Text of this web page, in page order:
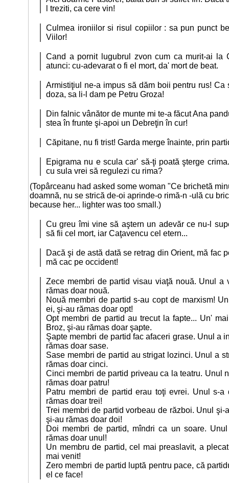
l treziti, ca cere vin!
Culmea ironiilor si risul copiilor : sa pun punct
Viilor!
Cand a pornit lugubrul zvon cum ca murit-ai la
atunci: cu-adevarat o fi el mort, da' mort de beat.
Armistiţiul ne-a impus să dăm boii pentru rus! Ca
doza, sa li-l dam pe Petru Groza!
Din falnic vânător de munte mi te-a făcut Ana
stea în frunte şi-apoi un Debreţin în cur!
Căpitane, nu fi trist! Garda merge înainte, prin
Epigrama nu e scula car' să-ţi poată şterge
cu sula vrei să regulezi cu rima?
(Topârceanu had asked some woman "Ce brichetă
doamnă, nu se strică de-oi aprinde-o rimă-n -ulă cu
because her... lighter was too small.)
Cu greu îmi vine să aştern un adevăr ce nu-l
să fii cel mort, iar Caţavencu cel etern...
Dacă şi de astă dată se retrag din Orient, mă fac
mă cac pe occident!
Zece membri de partid visau viaţă nouă. Unul a
rămas doar nouă.
Nouă membri de partid s-au copt de marxism!
ei, şi-au rămas doar opt!
Opt membri de partid au trecut la fapte... Un'
Broz, şi-au rămas doar şapte.
Şapte membri de partid fac afaceri grase. Unul a
rămas doar sase.
Sase membri de partid au strigat lozinci. Unul a
rămas doar cinci.
Cinci membri de partid priveau ca la teatru. Unul
rămas doar patru!
Patru membri de partid erau toţi evrei. Unul s-a
rămas doar trei!
Trei membri de partid vorbeau de război. Unul şi-
şi-au rămas doar doi!
Doi membri de partid, mîndri ca un soare.
rămas doar unul!
Un membru de partid, cel mai preaslavit, a
mai venit!
Zero membri de partid luptă pentru pace, că
el ce face!